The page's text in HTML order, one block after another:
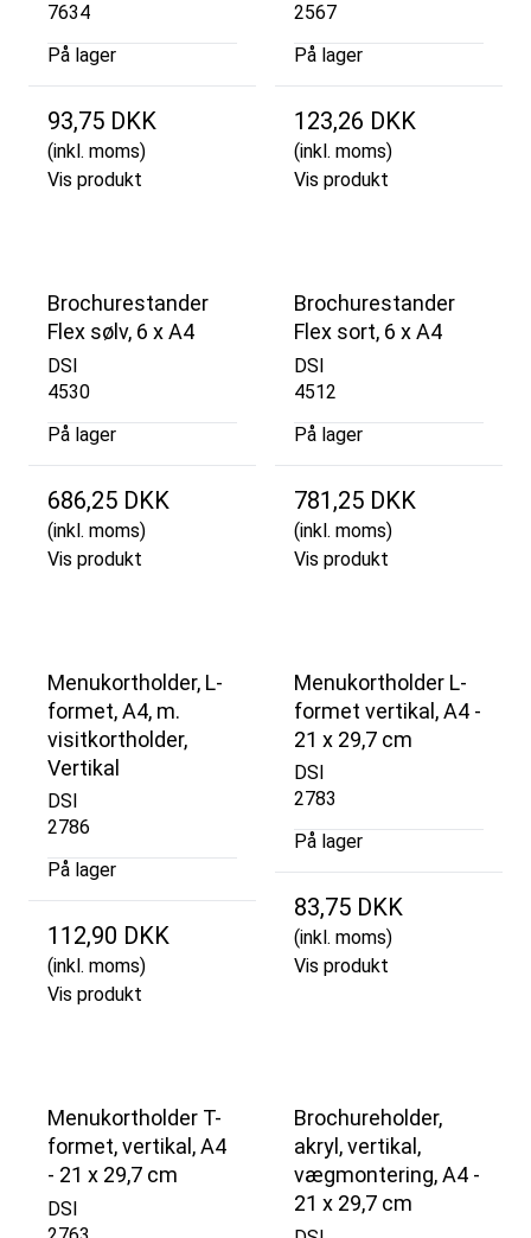
7634
På lager
93,75 DKK
(inkl. moms)
Vis produkt
2567
På lager
123,26 DKK
(inkl. moms)
Vis produkt
Brochurestander
Flex sølv, 6 x A4
DSI
4530
På lager
686,25 DKK
(inkl. moms)
Vis produkt
Brochurestander
Flex sort, 6 x A4
DSI
4512
På lager
781,25 DKK
(inkl. moms)
Vis produkt
Menukortholder, L-
formet, A4, m.
visitkortholder,
Vertikal
DSI
2786
På lager
112,90 DKK
(inkl. moms)
Vis produkt
Menukortholder L-
formet vertikal, A4 -
21 x 29,7 cm
DSI
2783
På lager
83,75 DKK
(inkl. moms)
Vis produkt
Menukortholder T-
formet, vertikal, A4
- 21 x 29,7 cm
DSI
Brochureholder,
akryl, vertikal,
vægmontering, A4 -
21 x 29,7 cm